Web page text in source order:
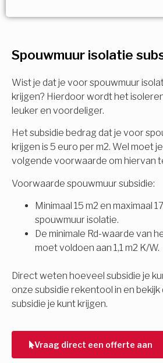
Spouwmuur isolatie
Wist je dat je voor spouwmuur
krijgen? Hierdoor wordt het
leuker en voordeliger.
Het subsidie bedrag dat je voor
krijgen is 5 euro per m2. Wel moet
volgende voorwaarde om hiervan
Voorwaarde spouwmuur subsidie:
Minimaal 15 m2 en maximaal
spouwmuur isolatie.
De minimale Rd-waarde van
moet voldoen aan 1,1 m2 K/W.
Direct weten hoeveel subsidie je
onze subsidie rekentool in en
subsidie je kunt krijgen.
Vraag direct een offerte aan
Meerdere keuzes
Isolatiemaatregel
Spouwisolatie
Vloerisolatie
Dakisolatie
Gevelisolatie
Vorige
subsidie!
Vul uw gegevens in en
berekening per
Voornaam
Achternaam